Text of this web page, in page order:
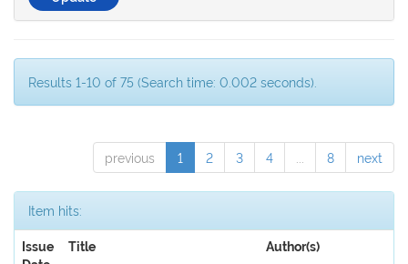
Results 1-10 of 75 (Search time: 0.002 seconds).
previous 1 2 3 4 8 next
Item hits:
Issue
Title Author(s)